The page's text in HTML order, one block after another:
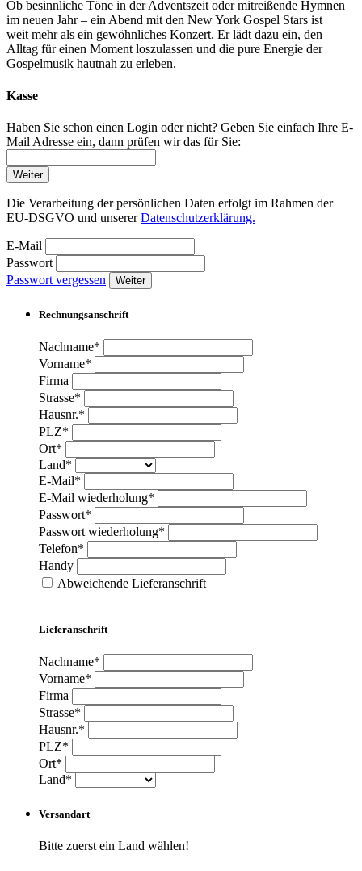
Ob besinnliche Töne in der Adventszeit oder mitreißende Hymnen
im neuen Jahr – ein Abend mit den New York Gospel Stars ist
weit mehr als ein gewöhnliches Konzert. Er lädt dazu ein, den
Alltag für einen Moment loszulassen und die pure Energie der
Gospelmusik hautnah zu erleben.
Kasse
Haben Sie schon einen Login oder nicht? Geben Sie einfach Ihre E-
Mail Adresse ein, dann prüfen wir das für Sie:
Weiter
Die Verarbeitung der persönlichen Daten erfolgt im Rahmen der
EU-DSGVO und unsererDatenschutzerklärung.
E-Mail
Passwort
Passwort vergessen
Weiter
Rechnungsanschrift
Nachname*
Vorname*
Firma
Strasse*
Hausnr.*
PLZ*
Ort*
Land*
E-Mail*
E-Mail wiederholung*
Passwort*
Passwort wiederholung*
Telefon*
Handy
Abweichende Lieferanschrift
Lieferanschrift
Nachname*
Vorname*
Firma
Strasse*
Hausnr.*
PLZ*
Ort*
Land*
Versandart
Bitte zuerst ein Land wählen!